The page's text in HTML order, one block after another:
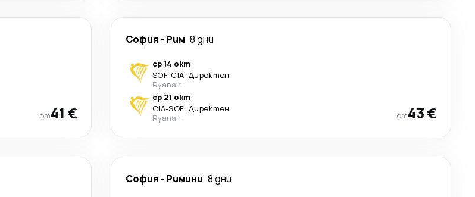
от41 €
София- Рим 8 дни
ср 14 окт
SOF-CIA· Директен
Ryanair
ср 21 окт
CIA-SOF· Директен
Ryanair
от43 €
София- Римини 8 дни